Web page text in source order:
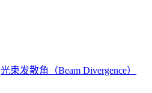
光束发散角（Beam Divergence）